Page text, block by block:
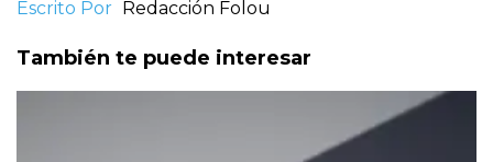
Escrito Por Redacción Folou
También te puede interesar